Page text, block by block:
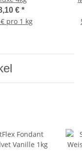
€ *
pro 1 kg